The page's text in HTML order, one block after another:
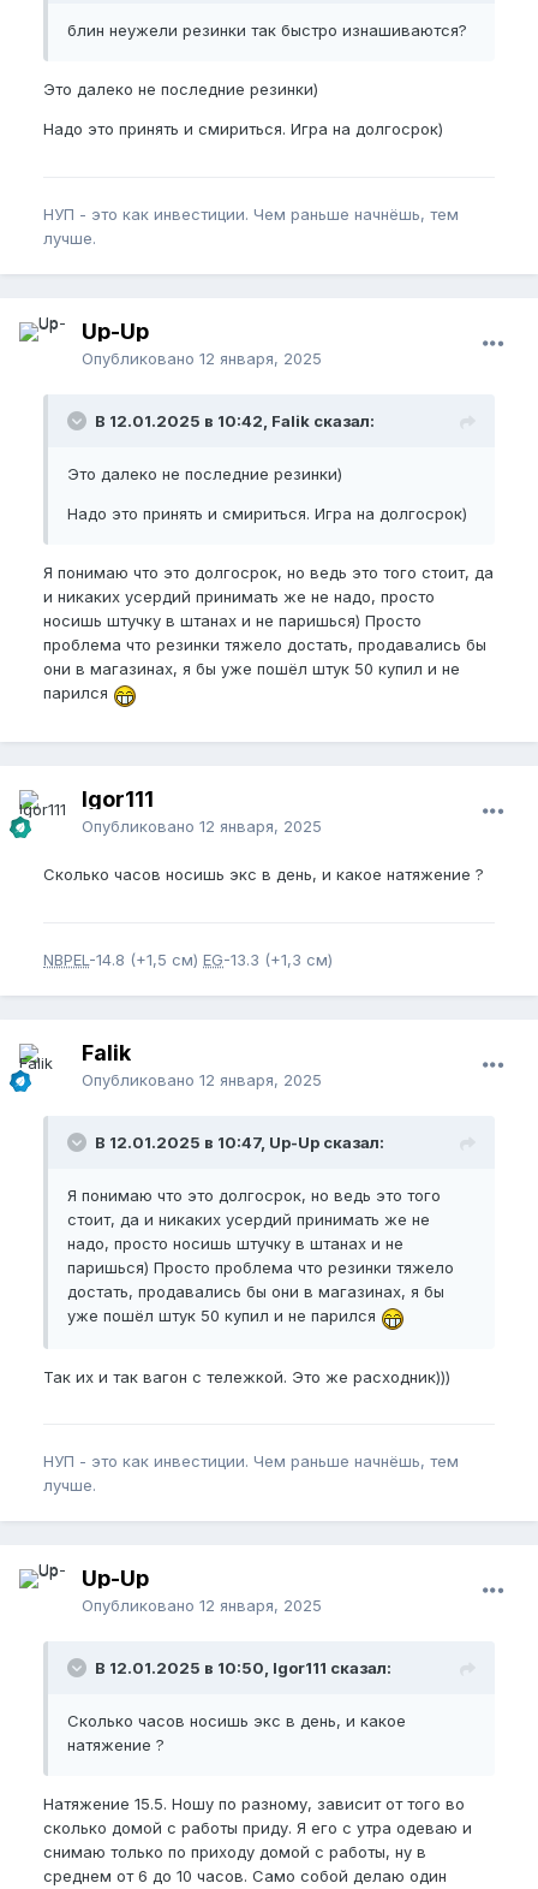
блин неужели резинки так быстро изнашиваются?
Это далеко не последние резинки)
Надо это принять и смириться. Игра на долгосрок)
НУП - это как инвестиции. Чем раньше начнёшь, тем
лучше.
Up-Up
Опубликовано 12 января, 2025
В 12.01.2025 в 10:42, Falik сказал:
Это далеко не последние резинки)
Надо это принять и смириться. Игра на долгосрок)
Я понимаю что это долгосрок, но ведь это того стоит, да
и никаких усердий принимать же не надо, просто
носишь штучку в штанах и не паришься) Просто
проблема что резинки тяжело достать, продавались бы
они в магазинах, я бы уже пошёл штук 50 купил и не
парился
Igor111
Опубликовано 12 января, 2025
Сколько часов носишь экс в день, и какое натяжение ?
NBPEL -14.8 (+1,5 см) EG-13.3 (+1,3 см)
Falik
Опубликовано 12 января, 2025
В 12.01.2025 в 10:47, Up-Up сказал:
Я понимаю что это долгосрок, но ведь это того
стоит, да и никаких усердий принимать же не
надо, просто носишь штучку в штанах и не
паришься) Просто проблема что резинки тяжело
достать, продавались бы они в магазинах, я бы
уже пошёл штук 50 купил и не парился
Так их и так вагон с тележкой. Это же расходник)))
НУП - это как инвестиции. Чем раньше начнёшь, тем
лучше.
Up-Up
Опубликовано 12 января, 2025
В 12.01.2025 в 10:50, Igor111 сказал:
Сколько часов носишь экс в день, и какое
натяжение ?
Натяжение 15.5. Ношу по разному, зависит от того во
сколько домой с работы приду. Я его с утра одеваю и
снимаю только по приходу домой с работы, ну в
среднем от 6 до 10 часов. Само собой делаю один